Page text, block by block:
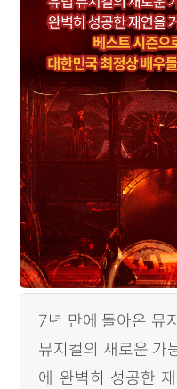
7년 만에 돌아온 뮤
뮤지컬의 새로운 가
에 완벽히 성공한